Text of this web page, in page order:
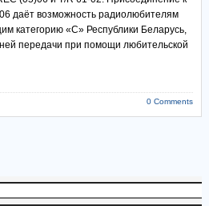
даёт возможность радиолюбителям
категорию «С» Республики Беларусь,
передачи при помощи любительской
0 Comments